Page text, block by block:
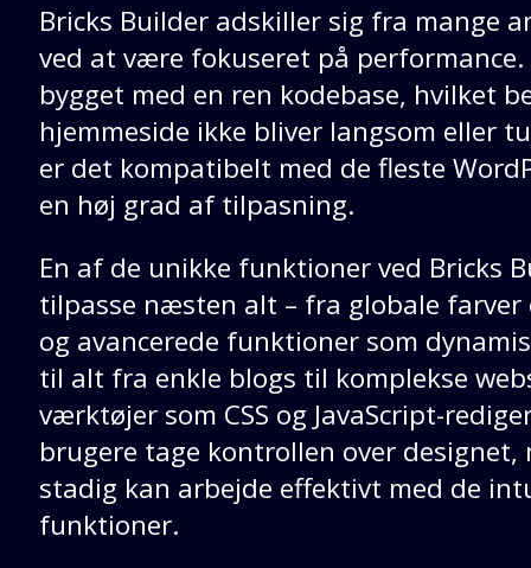
Bricks Builder adskiller sig fra mange
ved at være fokuseret på
bygget med en ren kodebase, hvilket
hjemmeside ikke bliver langsom eller
er det kompatibelt med de fleste
en høj grad af tilpasning.
En af de unikke funktioner ved Bricks
tilpasse næsten alt – fra globale
og avancerede funktioner som
til alt fra enkle blogs til komplekse
værktøjer som CSS og JavaScript-
brugere tage kontrollen over designet,
stadig kan arbejde effektivt med de
funktioner.